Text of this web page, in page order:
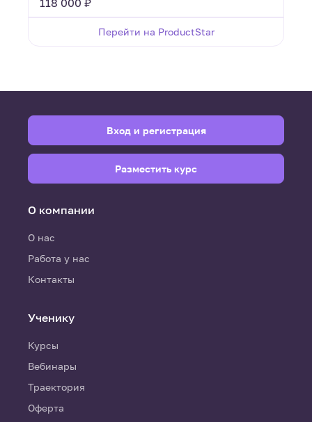
118 000 ₽
Перейти на ProductStar
О компании
О нас
Работа у нас
Контакты
Ученику
Курсы
Вебинары
Траектория
Оферта
Вход и регистрация
Разместить курс